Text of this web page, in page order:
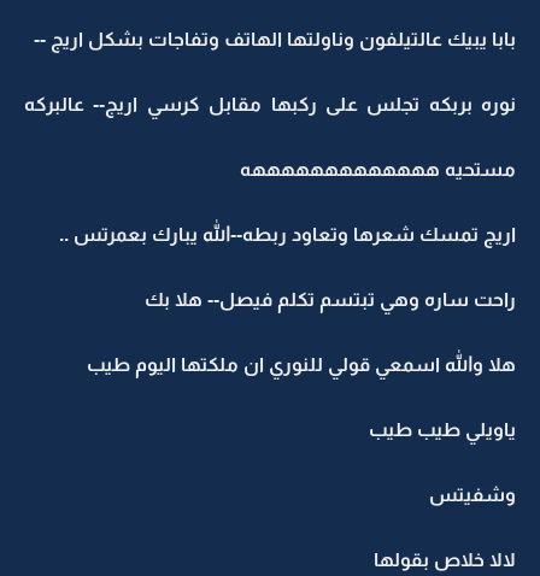
بابا يبيك عالتيلفون وناولتها الهاتف وتفاجات بشكل اريج --
نوره بربكه تجلس على ركبها مقابل كرسي اريج-- عالبركه
مستحيه هههههههههههههه
اريج تمسك شعرها وتعاود ربطه--الله يبارك بعمرتس ..
راحت ساره وهي تبتسم تكلم فيصل-- هلا بك
هلا والله اسمعي قولي للنوري ان ملكتها اليوم طيب
ياويلي طيب طيب
وشفيتس
لالا خلاص بقولها